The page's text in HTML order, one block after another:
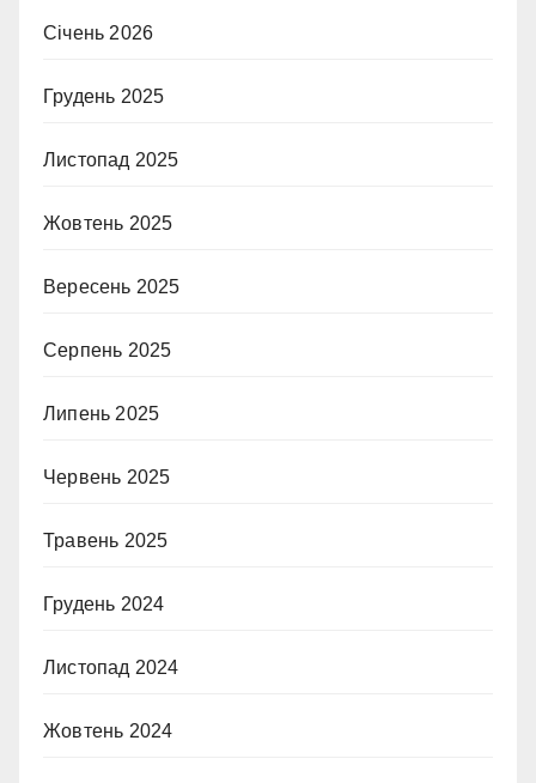
Січень 2026
Грудень 2025
Листопад 2025
Жовтень 2025
Вересень 2025
Серпень 2025
Липень 2025
Червень 2025
Травень 2025
Грудень 2024
Листопад 2024
Жовтень 2024